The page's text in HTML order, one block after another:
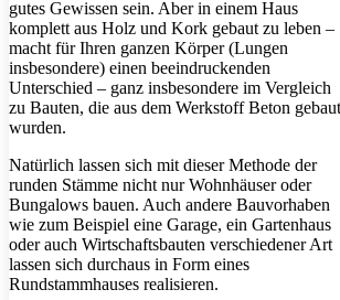
gutes Gewissen sein. Aber in einem Haus
komplett aus Holz und Kork gebaut zu leben –
macht für Ihren ganzen Körper (Lungen
insbesondere) einen beeindruckenden
Unterschied – ganz insbesondere im Vergleich
zu Bauten, die aus dem Werkstoff Beton gebaut
wurden.
Natürlich lassen sich mit dieser Methode der
runden Stämme nicht nur Wohnhäuser oder
Bungalows bauen. Auch andere Bauvorhaben
wie zum Beispiel eine Garage, ein Gartenhaus
oder auch Wirtschaftsbauten verschiedener Art
lassen sich durchaus in Form eines
Rundstammhauses realisieren.